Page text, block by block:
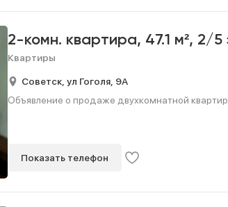
2-комн. квартира, 47.1 м², 2/5
Квартиры
Советск, ул Гоголя, 9А
Объявление о продаже двухкомнатной
Показать телефон